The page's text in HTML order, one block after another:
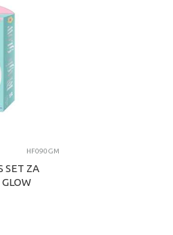
HF090GM
SET ZA